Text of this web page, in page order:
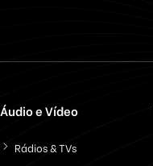
Áudio e Vídeo
Rádios & TVs